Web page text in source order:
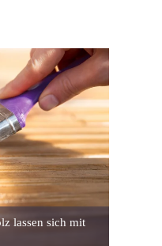
lassen sich mit